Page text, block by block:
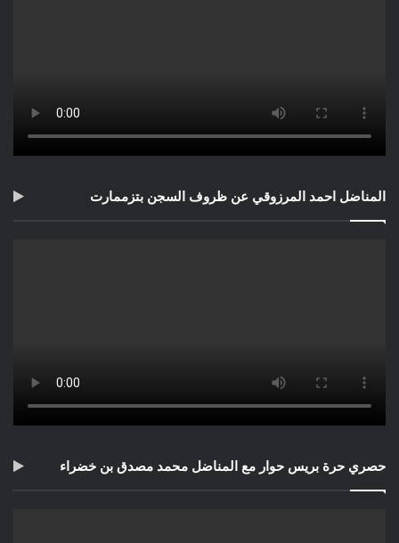
المناضل احمد المرزوقي عن ظروف السجن بتزممارت
حصري حرة بريس حوار مع المناضل محمد مصدق بن خضراء